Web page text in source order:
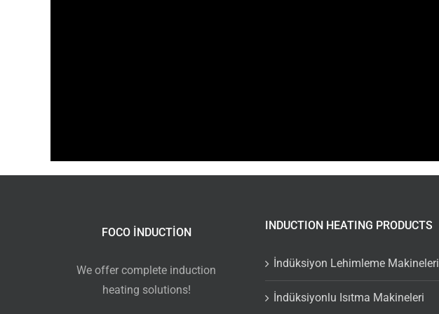
FOCO INDUCTION
We offer complete induction
heating solutions!
INDUCTION HEATING PRODUCTS
İndüksiyon Lehimleme Makineleri
İndüksiyonlu Isıtma Makineleri